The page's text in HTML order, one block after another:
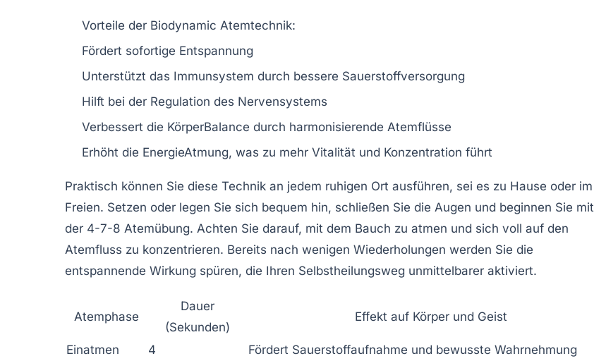
Vorteile der Biodynamic Atemtechnik:
Fördert sofortige Entspannung
Unterstützt das Immunsystem durch bessere Sauerstoffversorgung
Hilft bei der Regulation des Nervensystems
Verbessert die KörperBalance durch harmonisierende Atemflüsse
Erhöht die EnergieAtmung, was zu mehr Vitalität und Konzentration führt
Praktisch können Sie diese Technik an jedem ruhigen Ort ausführen, sei es zu Hause oder im
Freien. Setzen oder legen Sie sich bequem hin, schließen Sie die Augen und beginnen Sie mit
der 4-7-8 Atemübung. Achten Sie darauf, mit dem Bauch zu atmen und sich voll auf den
Atemfluss zu konzentrieren. Bereits nach wenigen Wiederholungen werden Sie die
entspannende Wirkung spüren, die Ihren Selbstheilungsweg unmittelbarer aktiviert.
Atemphase
Dauer
(Sekunden)
Effekt auf Körper und Geist
Einatmen 4
Fördert Sauerstoffaufnahme und bewusste Wahrnehmung